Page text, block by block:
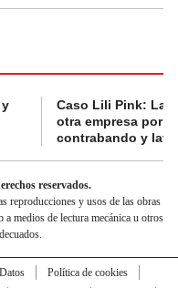
Caso Lili Pink: La
otra empresa por
contrabando y
reservados.
reproducciones y usos de las obras
a medios de lectura mecánica u otros
Política de cookies